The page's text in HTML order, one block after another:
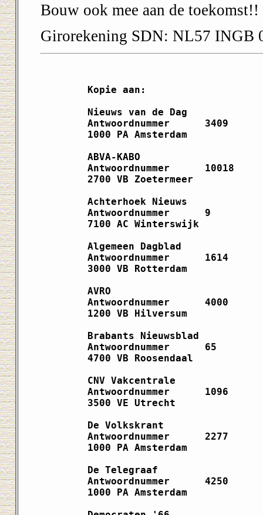
Bouw ook mee aan de toekomst!!
Girorekening SDN: NL57 INGB
Kopie aan:
Nieuws van de Dag
Antwoordnummer      3409
1000 PA Amsterdam
ABVA-KABO
Antwoordnummer      10018
2700 VB Zoetermeer
Achterhoek Nieuws
Antwoordnummer      9
7100 AC Winterswijk
Algemeen Dagblad
Antwoordnummer      1614
3000 VB Rotterdam
AVRO
Antwoordnummer      4000
1200 VB Hilversum
Brabants Nieuwsblad
Antwoordnummer      65
4700 VB Roosendaal
CNV Vakcentrale
Antwoordnummer      1096
3500 VE Utrecht
De Volkskrant
Antwoordnummer      2277
1000 PA Amsterdam
De Telegraaf
Antwoordnummer      4250
1000 PA Amsterdam